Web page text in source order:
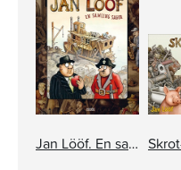
Jan Lööf. En samling sagor